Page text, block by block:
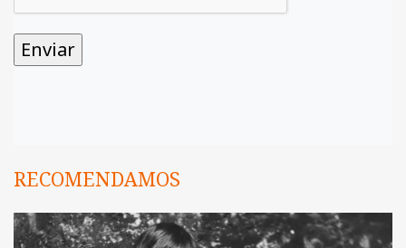
RECOMENDAMOS